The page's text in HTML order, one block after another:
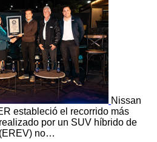
Nissan
estableció el recorrido más
por un SUV híbrido de
no…